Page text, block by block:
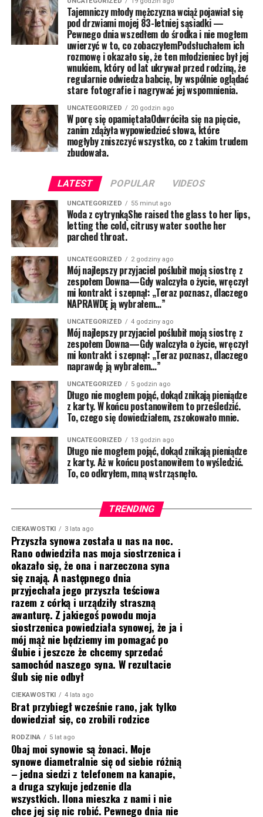
Tajemniczy młody mężczyzna wciąż pojawiał się
pod drzwiami mojej 83-letniej sąsiadki —
Pewnego dnia wszedłem do środka i nie mogłem
uwierzyć w to, co zobaczyłemPodsłuchałem ich
rozmowę i okazało się, że ten młodzieniec był jej
wnukiem, który od lat ukrywał przed rodziną, że
regularnie odwiedza babcię, by wspólnie oglądać
stare fotografie i nagrywać jej wspomnienia.
UNCATEGORIZED 20 godzin ago
W porę się opamiętałaOdwróciła się na pięcie,
zanim zdążyła wypowiedzieć słowa, które
mogłyby zniszczyć wszystko, co z takim trudem
zbudowała.
LATEST POPULAR VIDEOS
UNCATEGORIZED 55 minut ago
Woda z cytrynkąShe raised the glass to her lips,
letting the cold, citrusy water soothe her
parched throat.
UNCATEGORIZED 2 godziny ago
Mój najlepszy przyjaciel poślubił moją siostrę z
zespołem Downa—Gdy walczyła o życie, wręczył
mi kontrakt i szepnął: „Teraz poznasz, dlaczego
NAPRAWDĘ ją wybrałem…”
UNCATEGORIZED 4 godziny ago
Mój najlepszy przyjaciel poślubił moją siostrę z
zespołem Downa—Gdy walczyła o życie, wręczył
mi kontrakt i szepnął: „Teraz poznasz, dlaczego
naprawdę ją wybrałem…”
UNCATEGORIZED 5 godzin ago
Długo nie mogłem pojąć, dokąd znikają pieniądze
z karty. W końcu postanowiłem to prześledzić.
To, czego się dowiedziałem, zszokowało mnie.
UNCATEGORIZED 13 godzin ago
Długo nie mogłem pojąć, dokąd znikają pieniądze
z karty. Aż w końcu postanowiłem to wyśledzić.
To, co odkryłem, mną wstrząsnęło.
TRENDING
CIEKAWOSTKI 3 lata ago
Przyszła synowa została u nas na noc.
Rano odwiedziła nas moja siostrzenica i
okazało się, że ona i narzeczona syna
się znają. A następnego dnia
przyjechała jego przyszła teściowa
razem z córką i urządziły straszną
awanturę. Z jakiegoś powodu moja
siostrzenica powiedziała synowej, że ja i
mój mąż nie będziemy im pomagać po
ślubie i jeszcze że chcemy sprzedać
samochód naszego syna. W rezultacie
ślub się nie odbył
CIEKAWOSTKI 4 lata ago
Brat przybiegł wcześnie rano, jak tylko
dowiedział się, co zrobili rodzice
RODZINA 5 lat ago
Obaj moi synowie są żonaci. Moje
synowe diametralnie się od siebie różnią
– jedna siedzi z telefonem na kanapie,
a druga szykuje jedzenie dla
wszystkich. Ilona mieszka z nami i nie
chce jej się nic robić. Pewnego dnia nie